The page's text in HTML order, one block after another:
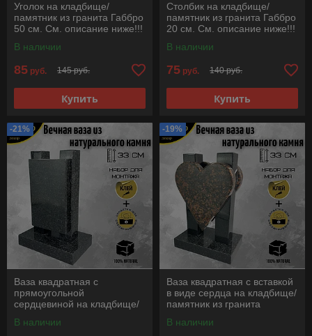
Уголок на кладбище/
памятник из гранита Габбро
50 см. См. описание ниже!!!
В наличии
85 руб. 145 руб.
Купить
Столбик на кладбище/
памятник из гранита Габбро
20 см. См. описание ниже!!!
В наличии
75 руб. 140 руб.
Купить
-21%
Ваза квадратная с
прямоугольной
сердцевиной на кладбище/
Карелия 33 см.
В наличии
-19%
Ваза квадратная с вставкой
в виде сердца на кладбище/
памятник из гранита
В наличии